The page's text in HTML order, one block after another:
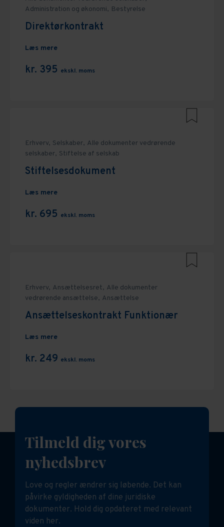
Administration og økonomi, Bestyrelse
Direktørkontrakt
Læs mere
kr. 395 ekskl. moms
Erhverv, Selskaber, Alle dokumenter vedrørende
selskaber, Stiftelse af selskab
Stiftelsesdokument
Læs mere
kr. 695 ekskl. moms
Erhverv, Ansættelsesret, Alle dokumenter
vedrørende ansættelse, Ansættelse
Ansættelseskontrakt Funktionær
Læs mere
kr. 249 ekskl. moms
Tilmeld dig vores
nyhedsbrev
Love og regler ændrer sig løbende. Det kan
påvirke gyldigheden af dine juridiske
dokumenter. Hold dig opdateret med relevant
viden her.